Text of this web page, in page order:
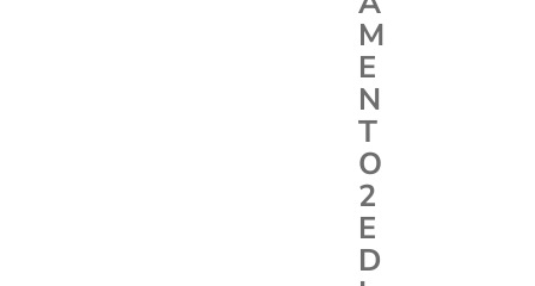
M
E
N
T
O
2
E
D